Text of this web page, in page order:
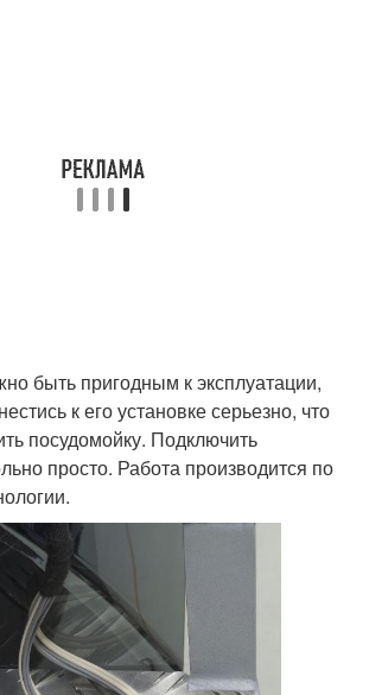
быть пригодным к эксплуатации,
к его установке серьезно, что
посудомойку. Подключить
просто. Работа производится по